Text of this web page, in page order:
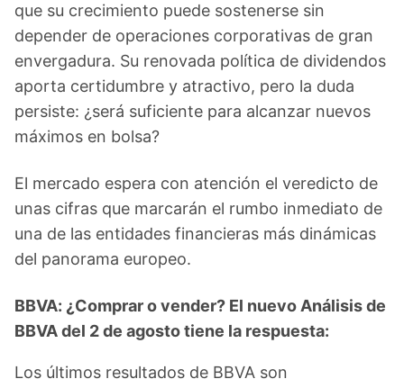
que su crecimiento puede sostenerse sin
depender de operaciones corporativas de gran
envergadura. Su renovada política de dividendos
aporta certidumbre y atractivo, pero la duda
persiste: ¿será suficiente para alcanzar nuevos
máximos en bolsa?
El mercado espera con atención el veredicto de
unas cifras que marcarán el rumbo inmediato de
una de las entidades financieras más dinámicas
del panorama europeo.
BBVA: ¿Comprar o vender? El nuevo Análisis de
BBVA del 2 de agosto tiene la respuesta:
Los últimos resultados de BBVA son